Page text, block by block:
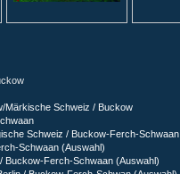
Märkische Schweiz / Buckow
Schweiz / Buckow-Ferch-Schwaan
Schwaan (Auswahl)
Buckow-Ferch-Schwaan (Auswahl)